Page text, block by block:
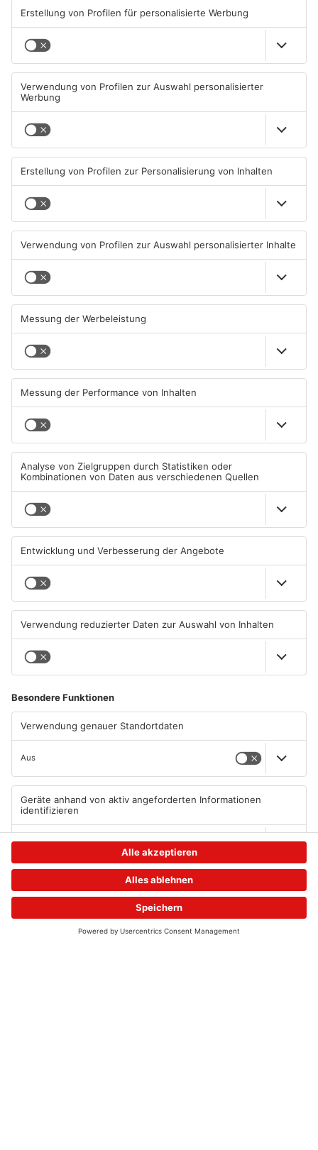
08.08.2026, 15:18 UHR IN KREIS
OFFENBACH
06.08.2026, 13:56 UHR IN KREIS
Trinkwasserbrunnen in
Obertshausen mit Keimen
belastet
06.08.2026, 06:45 UHR IN KREIS
OFFENBACH
Senior vor Offenbacher Bank
abgelenkt und bestohlen
Igel verursacht
Polizeieinsatz in Mühlheimer
Supermarkt
04.08.2026, 07:54 UHR IN KREIS
OFFENBACH
Hier brauchen Autofahrer in
Rodgau jetzt mehr Geduld
04.08.2026, 06:47 UHR IN KREIS